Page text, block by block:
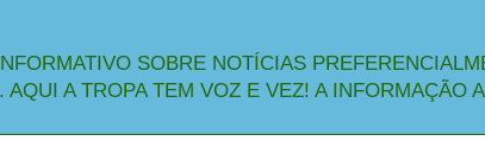
SOBRE NOTÍCIAS
A TROPA TEM VOZ E VEZ! A INFORMAÇÃO